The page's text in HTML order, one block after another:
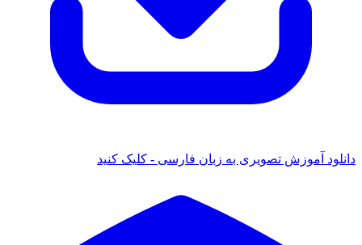
دانلود آموزش تصویری به زبان فارسی - کلیک کنید